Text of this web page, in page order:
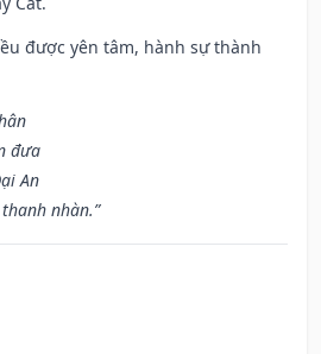
được yên tâm, hành sự thành
đưa
An
nhàn.”